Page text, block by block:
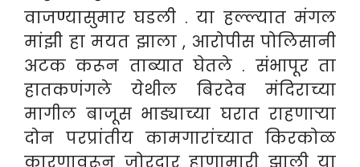
वाजण्यासुमार घडली . या हल्ल्यात मंगल
मांझी हा मयत झाला , आरोपीस पोलिसानी
अटक करून ताब्यात घेतले . संभापूर ता
हातकणंगले येथील बिरदेव मंदिराच्या
मागील बाजूस भाड्याच्या घरात राहणाऱ्या
दोन परप्रांतीय कामगारांच्यात किरकोळ
कारणावरून जोरदार हाणामारी झाली या